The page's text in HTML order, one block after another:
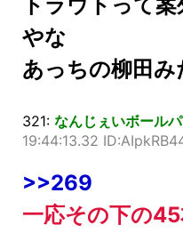
やな
あっちの柳田
321: なんじぇいボール
19:44:13.32
>>269
一応その下の